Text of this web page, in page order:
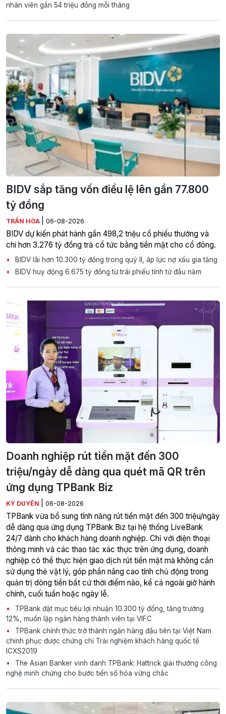
nhân viên gần 54 triệu đồng mỗi tháng
BIDV sắp tăng vốn điều lệ lên gần 77.800
tỷ đồng
TRẦN HÒA 06-08-2026
BIDV dự kiến phát hành gần 498,2 triệu cổ phiếu thưởng và
chi hơn 3.276 tỷ đồng trả cổ tức bằng tiền mặt cho cổ đông.
BIDV lãi hơn 10.300 tỷ đồng trong quý II, áp lực nợ xấu gia tăng
BIDV huy động 6.675 tỷ đồng từ trái phiếu tính từ đầu năm
Doanh nghiệp rút tiền mặt đến 300
triệu/ngày dễ dàng qua quét mã QR trên
ứng dụng TPBank Biz
KỲ DUYÊN 06-08-2026
TPBank vừa bổ sung tính năng rút tiền mặt đến 300 triệu/ngày
dễ dàng qua ứng dụng TPBank Biz tại hệ thống LiveBank
24/7 dành cho khách hàng doanh nghiệp. Chỉ với điện thoại
thông minh và các thao tác xác thực trên ứng dụng, doanh
nghiệp có thể thực hiện giao dịch rút tiền mặt mà không cần
sử dụng thẻ vật lý, góp phần nâng cao tính chủ động trong
quản trị dòng tiền bất cứ thời điểm nào, kể cả ngoài giờ hành
chính, cuối tuần hoặc ngày lễ.
TPBank đặt mục tiêu lợi nhuận 10.300 tỷ đồng, tăng trưởng
12%, muốn lập ngân hàng thành viên tại VIFC
TPBank chính thức trở thành ngân hàng đầu tiên tại Việt Nam
chinh phục được chứng chỉ Trải nghiệm khách hàng quốc tế
ICXS2019
The Asian Banker vinh danh TPBank: Hattrick giải thưởng công
nghệ minh chứng cho bước tiến số hóa vững chắc